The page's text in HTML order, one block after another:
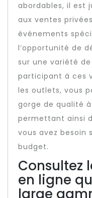
abordables, il est
aux ventes
événements
l’opportunité de
sur une variété
participant à ces
les outlets, vous
gorge de qualité
permettant ainsi
vous avez besoin
budget.
Consultez
en ligne
large